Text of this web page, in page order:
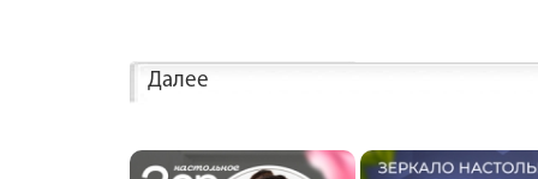
Далее